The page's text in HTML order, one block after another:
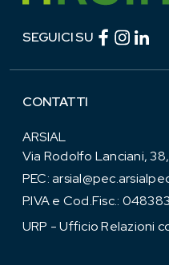
SEGUICI SU
CONTATTI
ARSIAL
Via Rodolfo Lanciani,
PEC:
P.IVA e Cod.Fisc.:
URP - Ufficio Relazioni